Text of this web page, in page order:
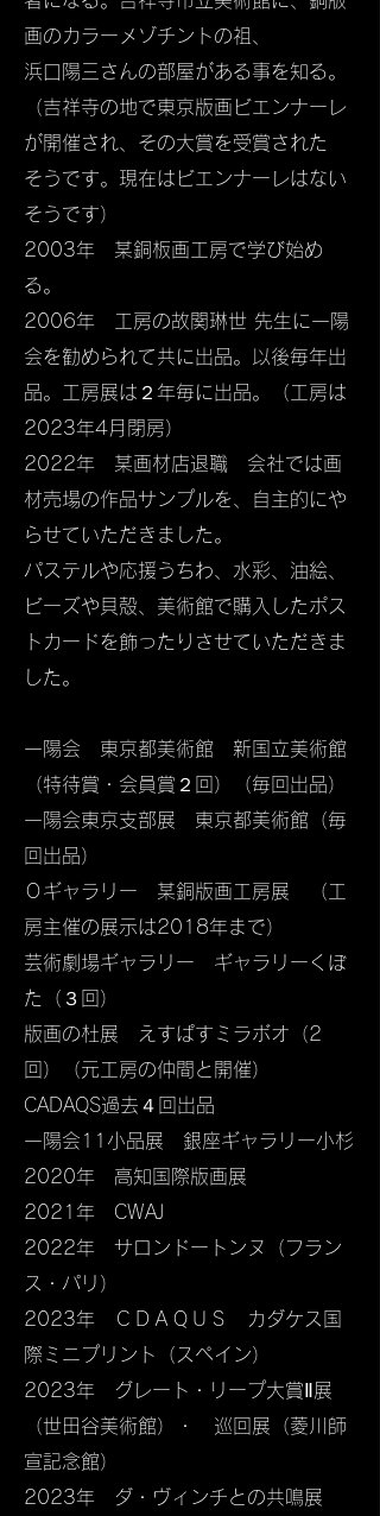
画のカラーメゾチントの祖、
浜口陽三さんの部屋がある事を知る。
（吉祥寺の地で東京版画ビエンナーレ
が開催され、その大賞を受賞された
そうです。現在はビエンナーレはない
そうです）
2003年 某銅板画工房で学び始め
る。
2006年 工房の故関琳世 先生に一陽
会を勧められて共に出品。以後毎年出
品。工房展は２年毎に出品。（工房は
2023年4月閉房）
2022年 某画材店退職 会社では画
材売場の作品サンプルを、自主的にや
らせていただきました。
パステルや応援うちわ、水彩、油絵、
ビーズや貝殻、美術館で購入したポス
トカードを飾ったりさせていただきま
した。
一陽会 東京都美術館 新国立美術館
（特待賞・会員賞２回）​（毎回出品）
一陽会東京支部展 東京都美術館（毎
回出品）
Ｏギャラリー 某銅版画工房展 （工
房主催の展示は2018年まで）
芸術劇場ギャラリー ギャラリーくぼ
た（３回）
版画の杜展 えすぱすミラボオ（2
回）（元工房の仲間と開催）
CADAQS過去４回出品
一陽会11小品展 銀座ギャラリー小杉
2020年 高知国際版画展
2021年 CWAJ
2022年 サロンドートンヌ（フラン
ス・パリ）
2023年 ＣＤＡＱＵＳ カダケス国
際ミニプリント（スペイン）
2023年 グレート・リープ大賞Ⅱ展
（世田谷美術館）・ 巡回展（菱川師
宣記念館）
2023年 ダ・ヴィンチとの共鳴​展